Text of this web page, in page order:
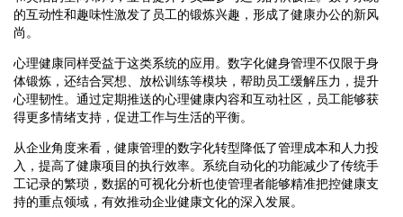
的互动性和趣味性激发了员工的锻炼兴趣，形成了健康办公的新风
尚。
心理健康同样受益于这类系统的应用。数字化健身管理不仅限于身
体锻炼，还结合冥想、放松训练等模块，帮助员工缓解压力，提升
心理韧性。通过定期推送的心理健康内容和互动社区，员工能够获
得更多情绪支持，促进工作与生活的平衡。
从企业角度来看，健康管理的数字化转型降低了管理成本和人力投
入，提高了健康项目的执行效率。系统自动化的功能减少了传统手
工记录的繁琐，数据的可视化分析也使管理者能够精准把控健康支
持的重点领域，有效推动企业健康文化的深入发展。